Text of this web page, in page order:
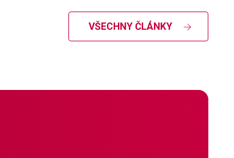
VŠECHNY ČLÁNKY